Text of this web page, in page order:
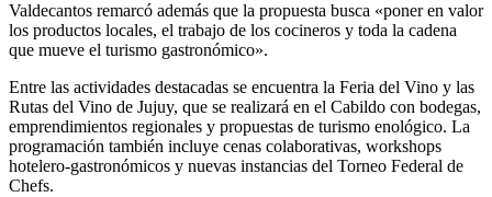
Valdecantos remarcó además que la propuesta busca «poner en valor
los productos locales, el trabajo de los cocineros y toda la cadena
que mueve el turismo gastronómico».
Entre las actividades destacadas se encuentra la Feria del Vino y las
Rutas del Vino de Jujuy, que se realizará en el Cabildo con bodegas,
emprendimientos regionales y propuestas de turismo enológico. La
programación también incluye cenas colaborativas, workshops
hotelero-gastronómicos y nuevas instancias del Torneo Federal de
Chefs.